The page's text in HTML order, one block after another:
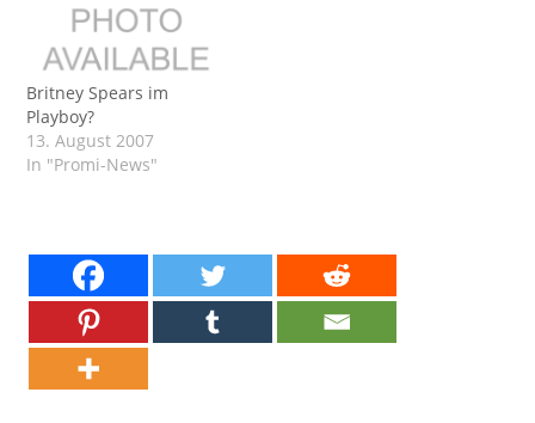
Britney Spears im
Playboy?
13. August 2007
In "Promi-News"